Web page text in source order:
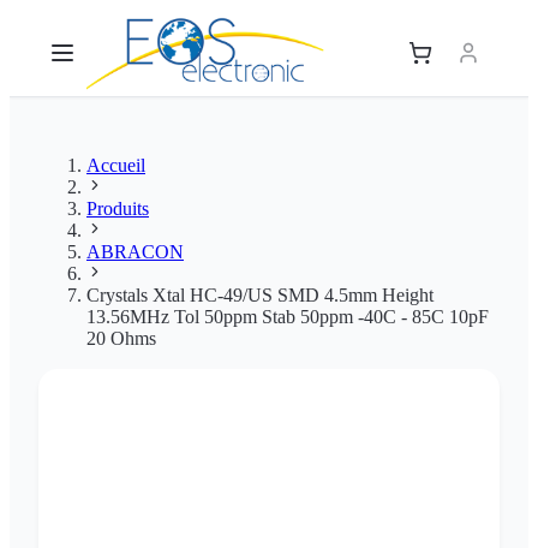
Accueil
Produits
ABRACON
Crystals Xtal HC-49/US SMD 4.5mm Height
13.56MHz Tol 50ppm Stab 50ppm -40C - 85C 10pF
20 Ohms